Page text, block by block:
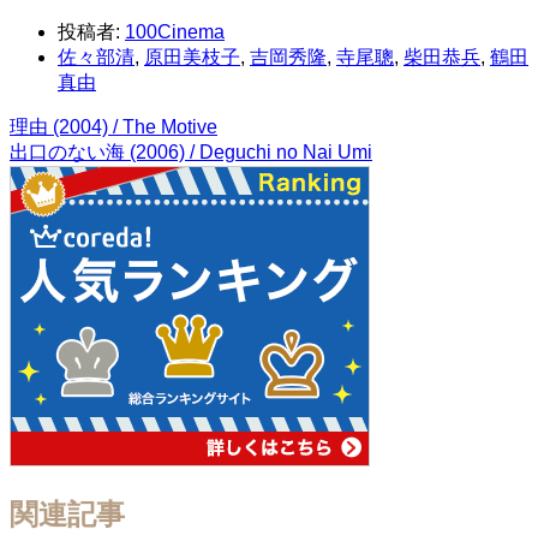
投稿者: 100Cinema
佐々部清, 原田美枝子, 吉岡秀隆, 寺尾聰, 柴田恭兵, 鶴田
真由
理由 (2004) / The Motive
出口のない海 (2006) / Deguchi no Nai Umi
関連記事